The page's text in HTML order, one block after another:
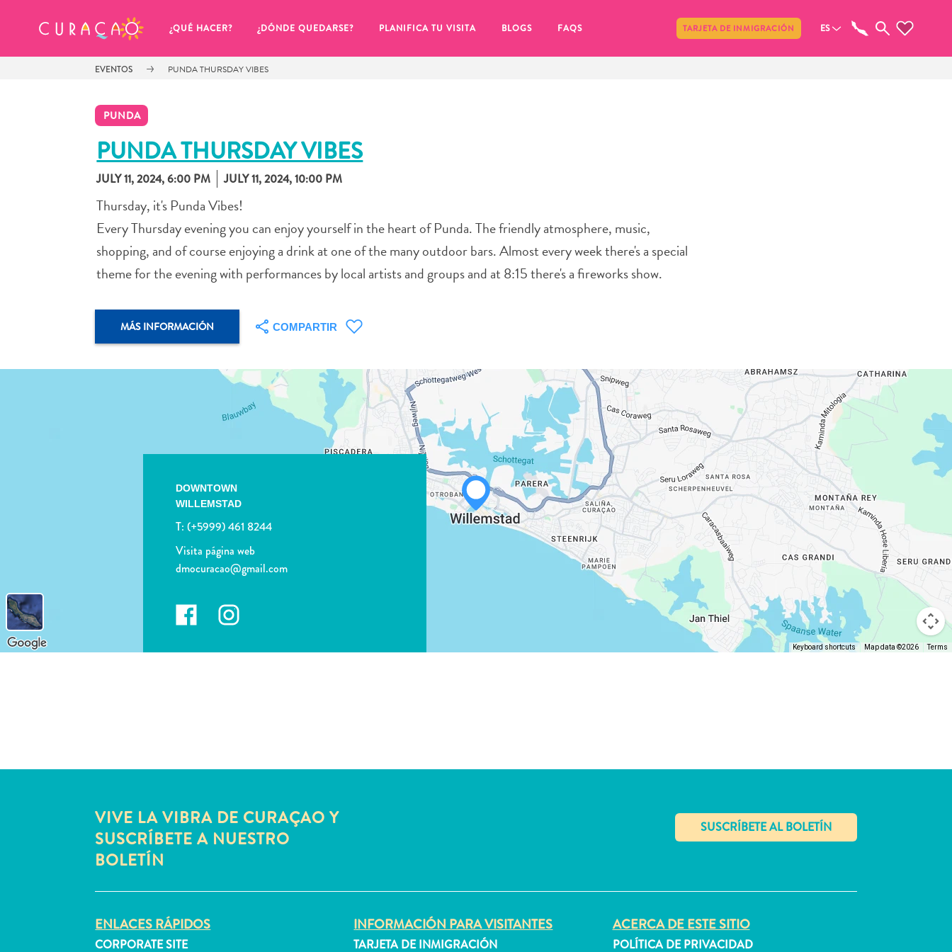
¿QUÉ HACER? ¿DÓNDE QUEDARSE? PLANIFICA TU VISITA BLOGS FAQS TARJETA DE INMIGRACIÓN ES
EVENTOS PUNDA THURSDAY VIBES
PUNDA
PUNDA THURSDAY VIBES
JULY 11, 2024, 6:00 PM JULY 11, 2024, 10:00 PM
Thursday, it's Punda Vibes!
Every Thursday evening you can enjoy yourself in the heart of Punda. The friendly atmosphere, music,
shopping, and of course enjoying a drink at one of the many outdoor bars. Almost every week there's a special
theme for the evening with performances by local artists and groups and at 8:15 there's a fireworks show.
MÁS INFORMACIÓN COMPARTIR
WHATSAPP
DOWNTOWN
WILLEMSTAD
T: (+5999) 461 8244
Visita página web
dmocuracao@gmail.com
Keyboard shortcuts Map data ©2026 Terms
VIVE LA VIBRA DE CURAÇAO Y
SUSCRÍBETE A NUESTRO
BOLETÍN
✕
ENLACES RÁPIDOS
CORPORATE SITE
INFORMACIÓN PARA VISITANTES
TARJETA DE INMIGRACIÓN
ACERCA DE ESTE SITIO
POLÍTICA DE PRIVACIDAD
MIS FAVORITOS Compartir
Parece que no has guardado
Cuando quiera guardar algo para más tarde, asegúrese de hacer clic en el